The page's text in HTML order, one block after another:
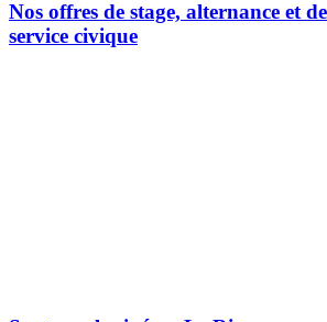
Nos offres de stage, alternance et
service civique